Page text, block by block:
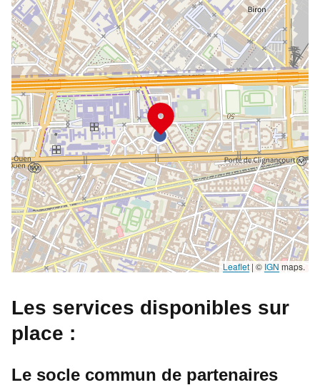
Leaflet | © IGN maps.
Les services disponibles sur
place :
Le socle commun de partenaires